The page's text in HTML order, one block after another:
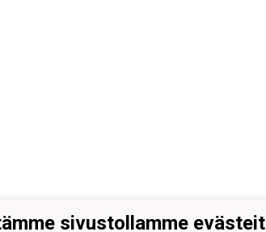
sivustollamme